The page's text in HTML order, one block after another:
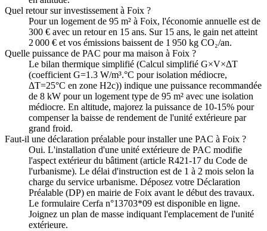
Quel retour sur investissement à Foix ?
Pour un logement de 95 m² à Foix, l'économie annuelle est de
300 € avec un retour en 15 ans. Sur 15 ans, le gain net atteint
2 000 € et vos émissions baissent de 1 950 kg CO₂/an.
Quelle puissance de PAC pour ma maison à Foix ?
Le bilan thermique simplifié (Calcul simplifié G×V×ΔT
(coefficient G=1.3 W/m³.°C pour isolation médiocre,
ΔT=25°C en zone H2c)) indique une puissance recommandée
de 8 kW pour un logement type de 95 m² avec une isolation
médiocre. En altitude, majorez la puissance de 10-15% pour
compenser la baisse de rendement de l'unité extérieure par
grand froid.
Faut-il une déclaration préalable pour installer une PAC à Foix ?
Oui. L'installation d'une unité extérieure de PAC modifie
l'aspect extérieur du bâtiment (article R421-17 du Code de
l'urbanisme). Le délai d'instruction est de 1 à 2 mois selon la
charge du service urbanisme. Déposez votre Déclaration
Préalable (DP) en mairie de Foix avant le début des travaux.
Le formulaire Cerfa n°13703*09 est disponible en ligne.
Joignez un plan de masse indiquant l'emplacement de l'unité
extérieure.